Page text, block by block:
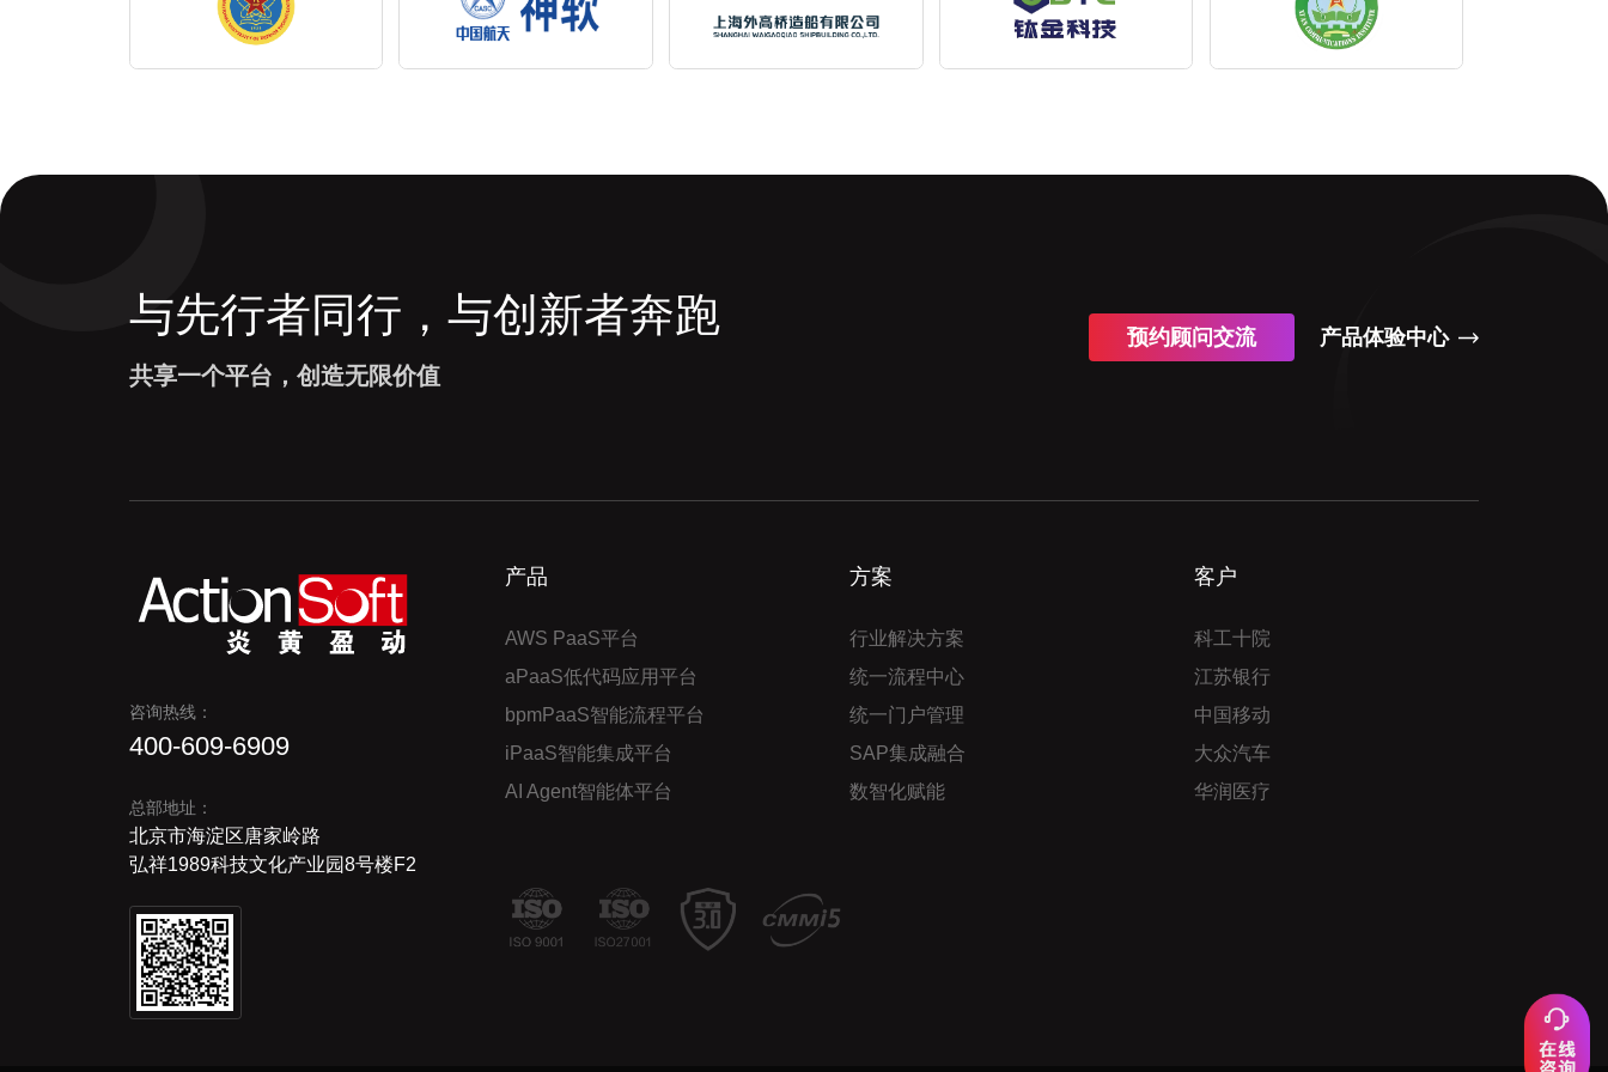
与先行者同行，与创新者奔跑
共享一个平台，创造无限价值
预约顾问交流 产品体验中心
咨询热线：
400-609-6909
总部地址：
北京市海淀区唐家岭路
弘祥1989科技文化产业园8号楼F2
产品
AWS PaaS平台
aPaaS低代码应用平台
bpmPaaS智能流程平台
iPaaS智能集成平台
AI Agent智能体平台
方案
行业解决方案
统一流程中心
统一门户管理
SAP集成融合
数智化赋能
客户
科工十院
江苏银行
中国移动
大众汽车
华润医疗